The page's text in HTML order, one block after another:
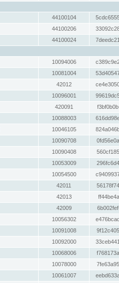
44100104
44100206
44100024
10094006
10081004
42012
10096001
420091
10088003
10046105
10090708
10090408
10053009
10054500
42011
42013
42009
10056302
10091008
10092000
10068006
10078000
10061007